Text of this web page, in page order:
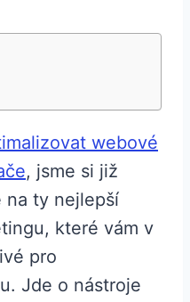
webové
, jsme si již
na ty nejlepší
které vám v
pro
Jde o nástroje